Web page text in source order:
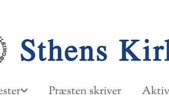
Præsten skriver